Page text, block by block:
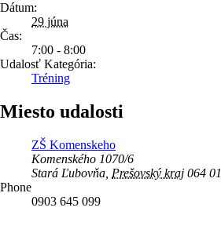
Dátum:
29 júna
Čas:
7:00 - 8:00
Udalosť Kategória:
Tréning
Miesto udalosti
ZŠ Komenskeho
Komenského 1070/6
Stará Ľubovňa Prešovský kraj 064 01
Phone
0903 645 099